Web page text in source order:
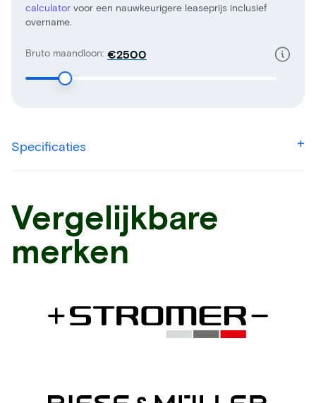
Bruto maandloon: €
calculator voor een nauwkeurigere leaseprijs inclusief
overname.
Specificaties
Vergelijkbare
merken